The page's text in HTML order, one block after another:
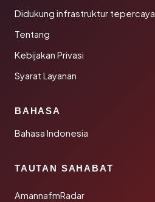
Didukung infrastruktur tepercaya
Tentang
Kebijakan Privasi
Syarat Layanan
BAHASA
Bahasa Indonesia
TAUTAN SAHABAT
AmannafmRadar